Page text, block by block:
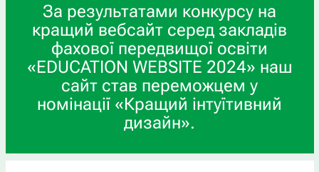
За результатами конкурсу на
кращий вебсайт серед закладів
фахової передвищої освіти
«EDUCATION WEBSITE 2024» наш
сайт став переможцем у
номінації «Кращий інтуїтивний
дизайн».